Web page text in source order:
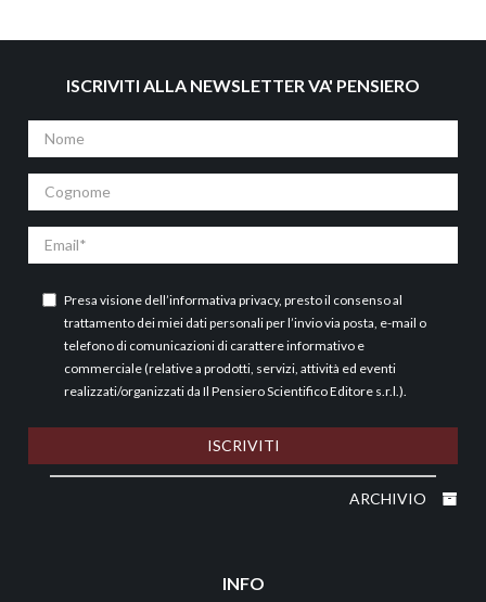
ISCRIVITI ALLA NEWSLETTER VA' PENSIERO
Nome
Cognome
Email
Presa visione dell’informativa privacy, presto il consenso al
trattamento dei miei dati personali per l’invio via posta, e-mail o
telefono di comunicazioni di carattere informativo e
commerciale (relative a prodotti, servizi, attività ed eventi
realizzati/organizzati da Il Pensiero Scientifico Editore s.r.l.).
ISCRIVITI
ARCHIVIO
INFO